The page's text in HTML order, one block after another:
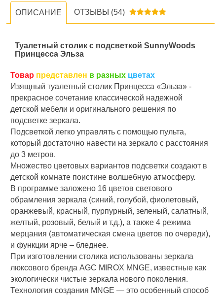
ОПИСАНИЕ
Туалетный столик с подсветкой SunnyWoods
Принцесса Эльза
Товар представлен в разных цветах
Изящный туалетный столик Принцесса «Эльза» -
прекрасное сочетание классической надежной
детской мебели и оригинального решения по
подсветке зеркала.
Подсветкой легко управлять с помощью пульта,
который достаточно навести на зеркало с расстояния
до 3 метров.
Множество цветовых вариантов подсветки создают в
детской комнате поистине волшебную атмосферу.
В программе заложено 16 цветов светового
обрамления зеркала (синий, голубой, фиолетовый,
оранжевый, красный, пурпурный, зеленый, салатный,
желтый, розовый, белый и т.д.), а также 4 режима
мерцания (автоматическая смена цветов по очереди),
и функции ярче – бледнее.
При изготовлении столика использованы зеркала
люксового бренда AGC MIROX MNGE, известные как
экологически чистые зеркала нового поколения.
Технология создания MNGE — это особенный способ
ОТЗЫВЫ (54)